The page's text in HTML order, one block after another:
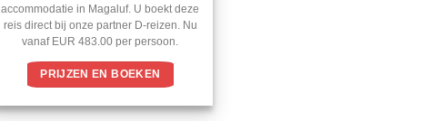
accommodatie in Magaluf. U boekt deze
reis direct bij onze partner D-reizen. Nu
vanaf EUR 483.00 per persoon.
PRIJZEN EN BOEKEN